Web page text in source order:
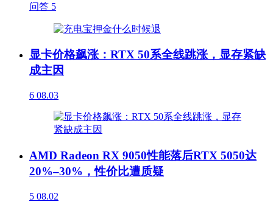
问答 5
显卡价格飙涨：RTX 50系全线跳涨，显存紧缺
成主因
6 08.03
AMD Radeon RX 9050性能落后RTX 5050达
20%–30%，性价比遭质疑
5 08.02